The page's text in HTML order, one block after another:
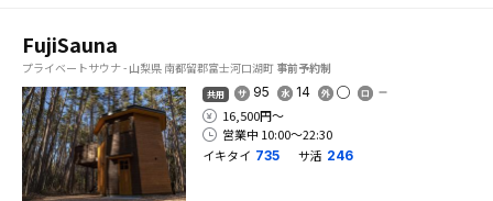
FujiSauna
プライベートサウナ - 山梨県 南都留郡富士河口湖町 事前予約制
共用 95 14
16,500円〜
営業中 10:00〜22:30
イキタイ 735 サ活 246